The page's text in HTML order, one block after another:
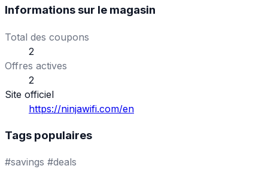
Informations sur le magasin
Total des coupons
2
Offres actives
2
Site officiel
https://ninjawifi.com/en
Tags populaires
#savings #deals